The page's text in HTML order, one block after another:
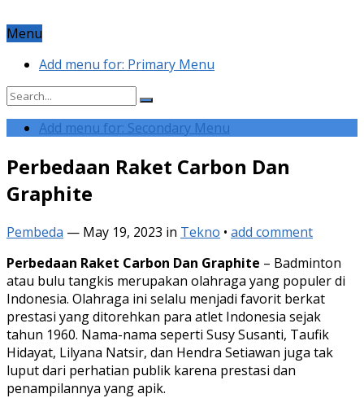
Menu
Add menu for: Primary Menu
Add menu for: Secondary Menu
Perbedaan Raket Carbon Dan
Graphite
Pembeda — May 19, 2023 in Tekno • add comment
Perbedaan Raket Carbon Dan Graphite – Badminton
atau bulu tangkis merupakan olahraga yang populer di
Indonesia. Olahraga ini selalu menjadi favorit berkat
prestasi yang ditorehkan para atlet Indonesia sejak
tahun 1960. Nama-nama seperti Susy Susanti, Taufik
Hidayat, Lilyana Natsir, dan Hendra Setiawan juga tak
luput dari perhatian publik karena prestasi dan
penampilannya yang apik.